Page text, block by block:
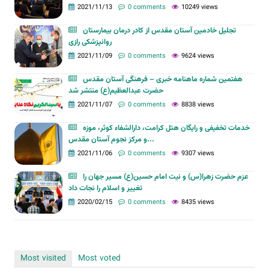
2021/11/13 0 comments 10249 views
تجلیل خادمین آستان مقدس از کادر درمان بیمارستان
2021/11/09 0 comments 9624 views
هفتمین شماره ماهنامه خبری – فرهنگی آستان مقدس
حضرت عبدالعظیم(ع) منتشر شد
2021/11/07 0 comments 8838 views
خدمات تخفیفی و رایگان هتل کرامت، دارالشفاء کوثر، موزه
و مرکز نجوم آستان مقدس...
2021/11/06 0 comments 9307 views
عزم حضرت زهرا(س) و نیت امام حسین(ع) مسیر جهان را
تغییر و اسلام را نجات داد
2020/02/15 0 comments 8435 views
Most visited
Most voted